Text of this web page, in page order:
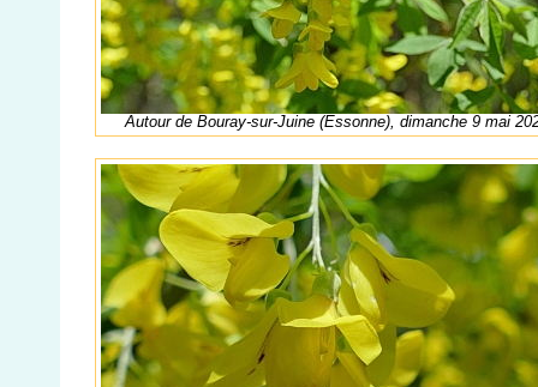
Autour de Bouray-sur-Juine (Essonne), dimanche 9 mai